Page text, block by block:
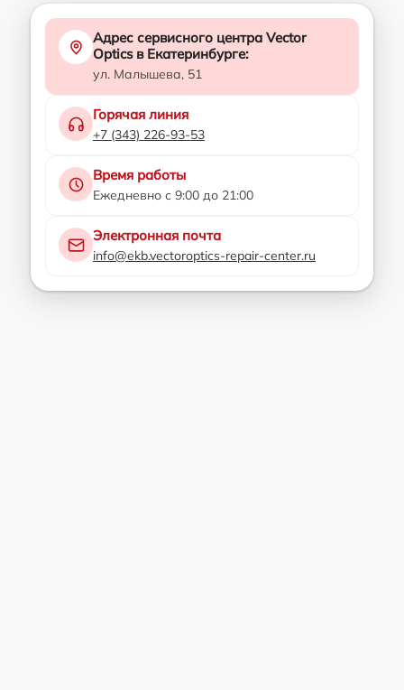
Адрес сервисного центра Vector
Optics в Екатеринбурге:
ул. Малышева, 51
Горячая линия
+7 (343) 226-93-53
Время работы
Ежедневно с 9:00 до 21:00
Электронная почта
info@ekb.vectoroptics-repair-center.ru